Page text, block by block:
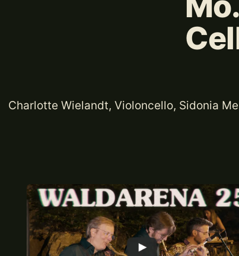
Charlotte Wielandt, Violoncello, Sidonia